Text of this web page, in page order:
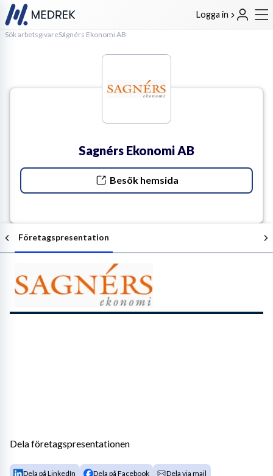
Logga in
Sök arbetsgivareSagnérs Ekonomi AB
Sagnérs Ekonomi AB
Besök hemsida
Företagspresentation
Dela företagspresentationen
Dela på LinkedIn Dela på Facebook Dela via mail